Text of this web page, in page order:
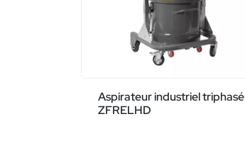
Aspirateur industriel triphasé
ZFRELHD